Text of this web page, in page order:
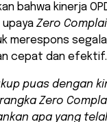
bahwa kinerja
upaya Zero
merespons
cepat dan efektif.
puas dengan
Zero
apa yang